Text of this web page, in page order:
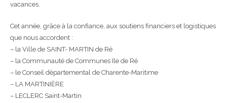
vacances.
Cet année, grâce à la confiance, aux soutiens financiers et logistiques
que nous accordent :
– la Ville de SAINT- MARTIN de Ré
– la Communauté de Communes Ile de Ré
– le Conseil départemental de Charente-Maritime
– LA MARTINIÈRE
– LECLERC Saint-Martin